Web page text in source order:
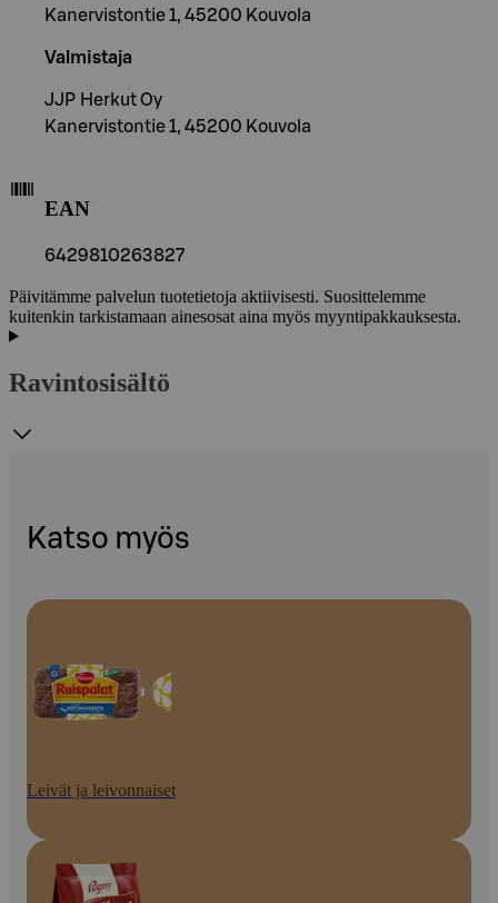
Kanervistontie 1, 45200 Kouvola
Valmistaja
JJP Herkut Oy
Kanervistontie 1, 45200 Kouvola
EAN
6429810263827
Päivitämme palvelun tuotetietoja aktiivisesti. Suosittelemme
kuitenkin tarkistamaan ainesosat aina myös myyntipakkauksesta.
Ravintosisältö
Katso myös
Leivät ja leivonnaiset